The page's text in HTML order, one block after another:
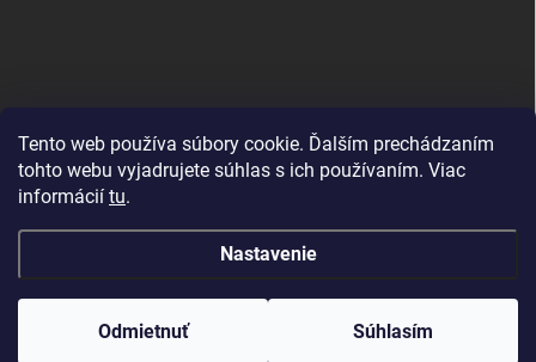
Tento web používa súbory cookie. Ďalším prechádzaním
tohto webu vyjadrujete súhlas s ich používaním. Viac
informácií tu.
Nastavenie
Odmietnuť Súhlasím
Vytvoril Shoptet
Created by Gaelta